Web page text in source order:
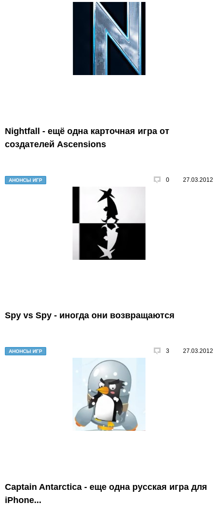
Nightfall - ещё одна карточная игра от
создателей Ascensions
АНОНСЫ ИГР 0 27.03.2012
Spy vs Spy - иногда они возвращаются
АНОНСЫ ИГР 3 27.03.2012
Captain Antarctica - еще одна русская игра для
iPhone...